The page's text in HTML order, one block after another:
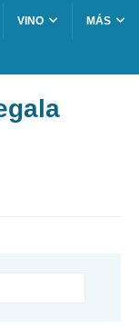
VINO MÁS